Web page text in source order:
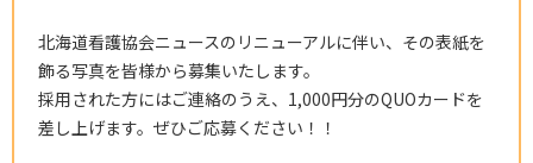
北海道看護協会ニュースのリニューアルに伴い、その表紙を
飾る写真を皆様から募集いたします。
採用された方にはご連絡のうえ、1,000円分のQUOカードを
差し上げます。ぜひご応募ください！！